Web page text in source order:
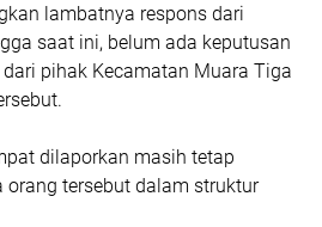
lambatnya respons dari
saat ini, belum ada keputusan
pihak Kecamatan Muara Tiga
dilaporkan masih tetap
orang tersebut dalam struktur